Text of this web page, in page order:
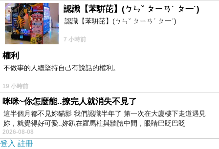
一、課程簡介
認識【苯騈芘】(ㄅㄣˇ ㄆㄧㄢˊ ㄆ一ˊ)
認識【苯騈芘】(ㄅㄣˇ ㄆㄧㄢˊ ㄆ一ˊ)
7 小時前
權利
不做事的人總堅持自己有說話的權利。
19 小時前
咪咪~你怎麼能..撩完人就消失不見了
這半個月都不見妳貓影 我們認識半年了 第一次在大廈樓下走道遇見
妳，就覺得好可愛..妳趴在羅馬柱與牆體中間，眼睛巴眨巴眨
2026-08-08
登入 註冊